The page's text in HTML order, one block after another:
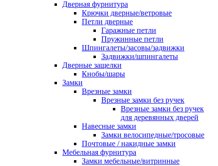
Дверная фурнитура
Крючки дверные/ветровые
Петли дверные
Гаражные петли
Пружинные петли
Шпингалеты/засовы/задвижки
Задвижки/шпингалеты
Дверные защелки
Кнобы/шары
Замки
Врезные замки
Врезные замки без ручек
Врезные замки без ручек
для деревянных дверей
Навесные замки
Замки велосипедные/тросовые
Почтовые / накидные замки
Мебельная фурнитура
Замки мебельные/витринные